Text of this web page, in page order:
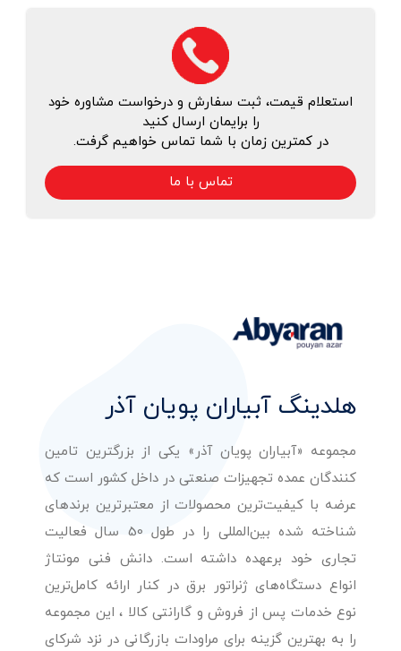
استعلام قیمت، ثبت سفارش و درخواست مشاوره خود
را برایمان ارسال کنید
در کمترین زمان با شما تماس خواهیم گرفت.
تماس با ما
هلدینگ آبیاران پویان آذر
مجموعه «آبیاران پویان آذر» یکی از بزرگترین تامین
کنندگان عمده تجهیزات صنعتی در داخل کشور است که
عرضه با کیفیت‌ترین محصولات از معتبرترین برندهای
شناخته شده بین‌المللی را در طول 50 سال فعالیت
تجاری خود برعهده داشته است. دانش فنی مونتاژ
انواع دستگاه‌های ژنراتور برق در کنار ارائه کامل‌ترین
نوع خدمات پس از فروش و گارانتی کالا ، این مجموعه
را به بهترین گزینه برای مراودات بازرگانی در نزد شرکای